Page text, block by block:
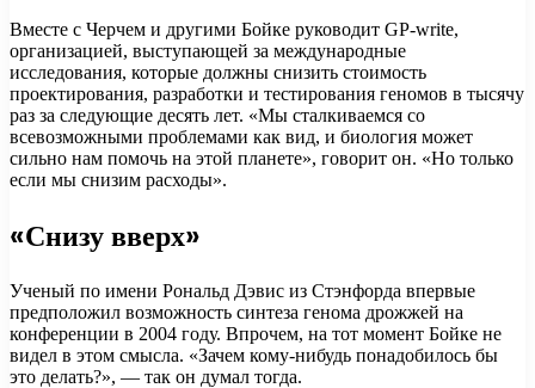
Вместе с Черчем и другими Бойке руководит GP-write,
организацией, выступающей за международные
исследования, которые должны снизить стоимость
проектирования, разработки и тестирования геномов в тысячу
раз за следующие десять лет. «Мы сталкиваемся со
всевозможными проблемами как вид, и биология может
сильно нам помочь на этой планете», говорит он. «Но только
если мы снизим расходы».
«Снизу вверх»
Ученый по имени Рональд Дэвис из Стэнфорда впервые
предположил возможность синтеза генома дрожжей на
конференции в 2004 году. Впрочем, на тот момент Бойке не
видел в этом смысла. «Зачем кому-нибудь понадобилось бы
это делать?», — так он думал тогда.